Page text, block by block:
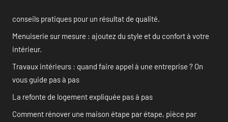
conseils pratiques pour un résultat de qualité.
Menuiserie sur mesure : ajoutez du style et du confort à votre
intérieur.
Travaux intérieurs : quand faire appel à une entreprise ? On
vous guide pas à pas
La refonte de logement expliquée pas à pas
Comment rénover une maison étape par étape, pièce par